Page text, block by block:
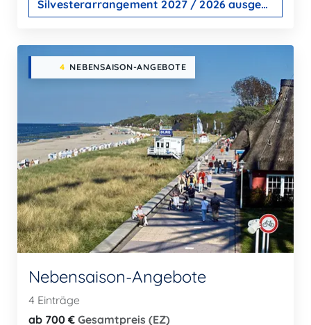
Silvesterarrangement 2027 / 2026 ausgebucht
4 NEBENSAISON-ANGEBOTE
Nebensaison-Angebote
4 Einträge
ab 700 € Gesamtpreis (EZ)